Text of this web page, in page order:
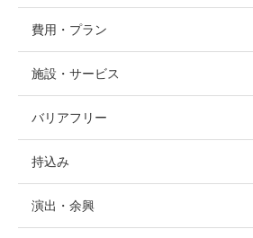
費用・プラン
施設・サービス
バリアフリー
持込み
演出・余興